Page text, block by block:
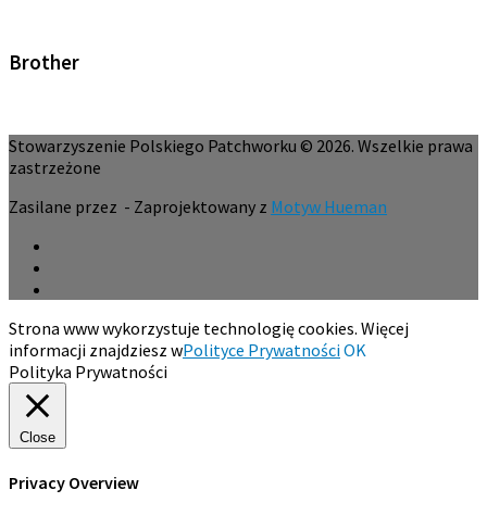
Brother
Stowarzyszenie Polskiego Patchworku © 2026. Wszelkie prawa
zastrzeżone
Zasilane przez - Zaprojektowany z Motyw Hueman
Strona www wykorzystuje technologię cookies. Więcej
informacji znajdziesz wPolityce PrywatnościOK
Polityka Prywatności
Close
Privacy Overview